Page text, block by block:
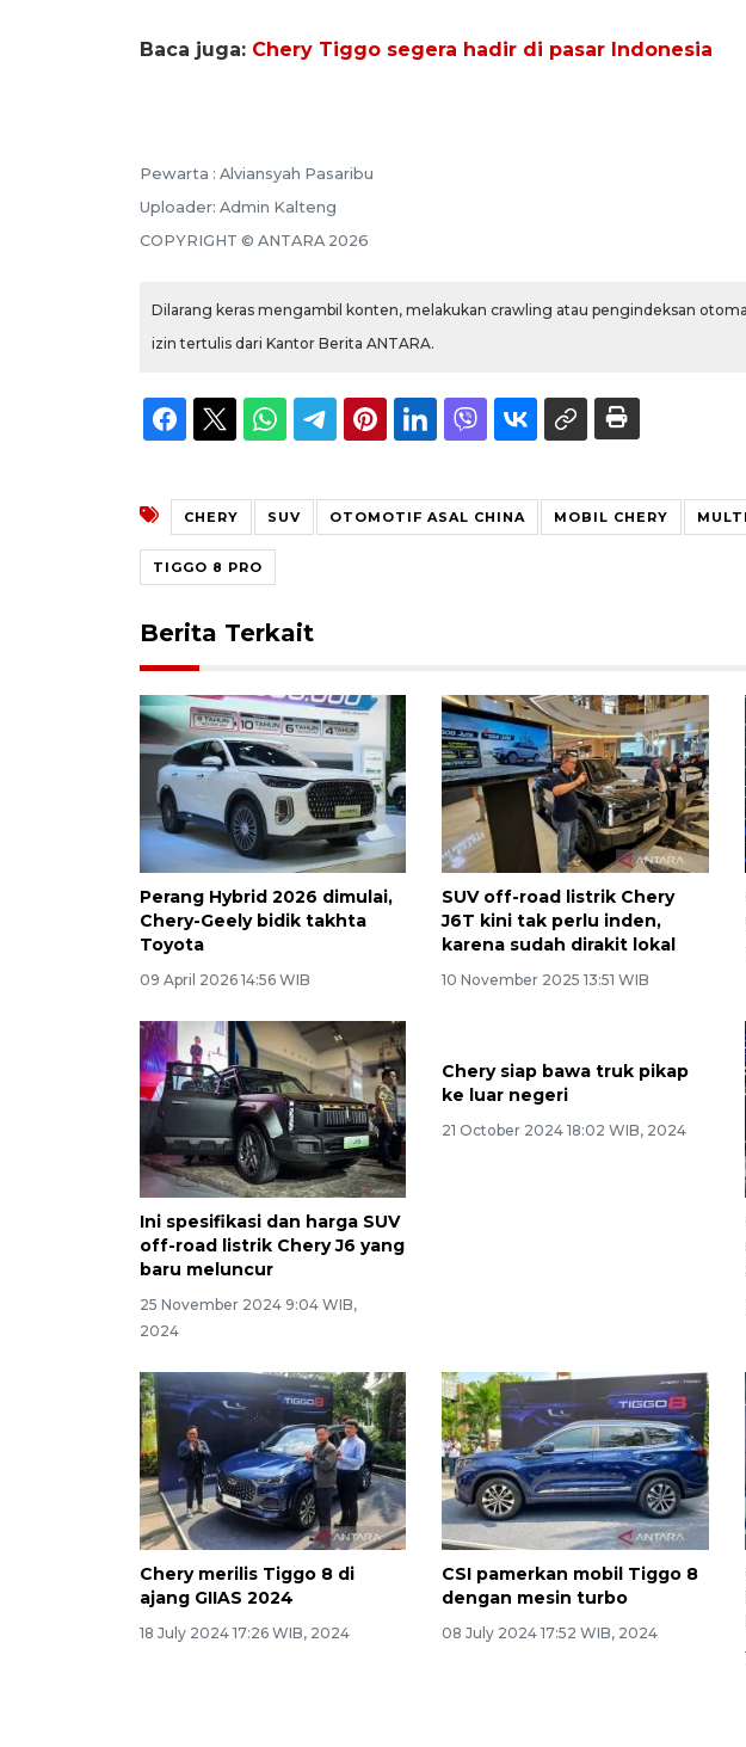
Baca juga: Chery Tiggo segera hadir di pasar Indonesia
Pewarta : Alviansyah Pasaribu
Uploader: Admin Kalteng
COPYRIGHT © ANTARA 2026
Dilarang keras mengambil konten, melakukan crawling atau pengindeksan
izin tertulis dari Kantor Berita ANTARA.
CHERY SUV OTOMOTIF ASAL CHINA MOBIL CHERY
TIGGO 8 PRO
Berita Terkait
Perang Hybrid 2026 dimulai,
Chery-Geely bidik takhta
Toyota
09 April 2026 14:56 WIB
SUV off-road listrik Chery
J6T kini tak perlu inden,
karena sudah dirakit lokal
10 November 2025 13:51 WIB
Ini spesifikasi dan harga SUV
off-road listrik Chery J6 yang
baru meluncur
25 November 2024 9:04 WIB,
2024
Chery siap bawa truk pikap
ke luar negeri
21 October 2024 18:02 WIB, 2024
Chery merilis Tiggo 8 di
ajang GIIAS 2024
18 July 2024 17:26 WIB, 2024
CSI pamerkan mobil Tiggo 8
dengan mesin turbo
08 July 2024 17:52 WIB, 2024
22 July